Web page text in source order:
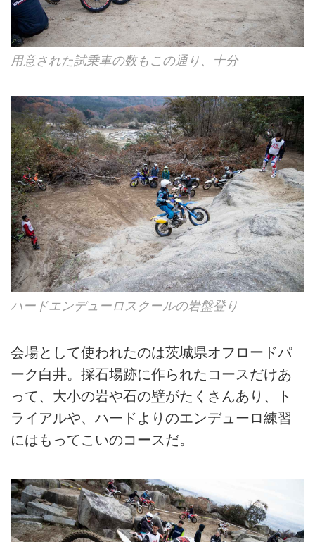
用意された試乗車の数もこの通り、十分
ハードエンデューロスクールの岩盤登り
会場として使われたのは茨城県オフロードパ
ーク白井。採石場跡に作られたコースだけあ
って、大小の岩や石の壁がたくさんあり、ト
ライアルや、ハードよりのエンデューロ練習
にはもってこいのコースだ。